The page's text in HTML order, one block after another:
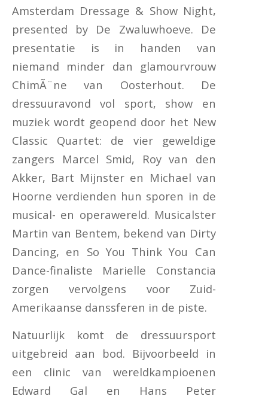
Amsterdam Dressage & Show Night,
presented by De Zwaluwhoeve. De
presentatie is in handen van
niemand minder dan glamourvrouw
ChimÃ¨ne van Oosterhout. De
dressuuravond vol sport, show en
muziek wordt geopend door het New
Classic Quartet: de vier geweldige
zangers Marcel Smid, Roy van den
Akker, Bart Mijnster en Michael van
Hoorne verdienden hun sporen in de
musical- en operawereld. Musicalster
Martin van Bentem, bekend van Dirty
Dancing, en So You Think You Can
Dance-finaliste Marielle Constancia
zorgen vervolgens voor Zuid-
Amerikaanse danssferen in de piste.
Natuurlijk komt de dressuursport
uitgebreid aan bod. Bijvoorbeeld in
een clinic van wereldkampioenen
Edward Gal en Hans Peter